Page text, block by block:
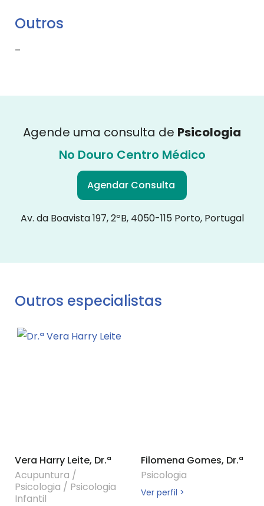
Outros
–
Agende uma consulta de Psicologia
No Douro Centro Médico
Agendar Consulta
Av. da Boavista 197, 2ºB, 4050-115 Porto, Portugal
Outros especialistas
Vera Harry Leite, Dr.ª
Acupuntura /
Psicologia / Psicologia
Infantil
Filomena Gomes, Dr.ª
Psicologia
Ver perfil >